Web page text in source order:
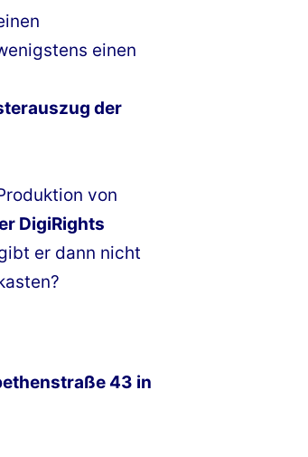
einen
der
von
DigiRights
er dann nicht
43 in